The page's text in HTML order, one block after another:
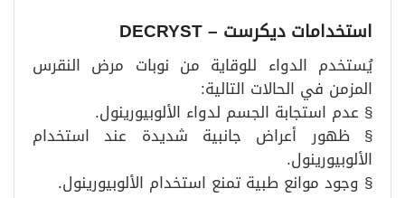
استخدامات ديكرست – DECRYST
يُستخدم الدواء للوقاية من نوبات مرض النقرس
المزمن في الحالات التالية:
§ عدم استجابة الجسم لدواء الألوبيورينول.
§ ظهور أعراض جانبية شديدة عند استخدام
الألوبيورينول.
§ وجود موانع طبية تمنع استخدام الألوبيورينول.